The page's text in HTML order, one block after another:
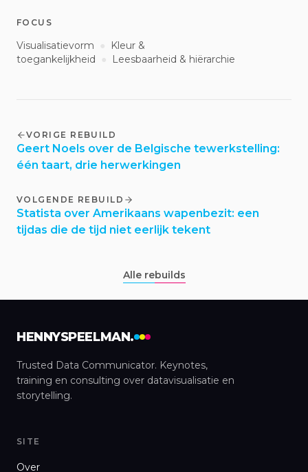
FOCUS
Visualisatievorm
Kleur &
toegankelijkheid
Leesbaarheid & hiërarchie
VORIGE REBUILD
Geert Noels over de Belgische tewerkstelling:
één taart, drie herwerkingen
VOLGENDE REBUILD
Statista over Amerikaans wapenbezit: een
tijdas die de tijd niet eerlijk tekent
Alle rebuilds
HENNYSPEELMAN.
Trusted Data Communicator. Keynotes,
training en consulting over datavisualisatie en
storytelling.
SITE
Over